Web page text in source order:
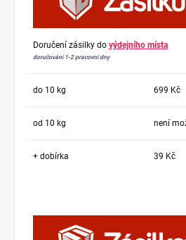
Doručení zásilky do výdejního místa
doručování 1-2 pracovní dny
do 10 kg 699 Kč
od 10 kg není
+ dobírka 39 Kč